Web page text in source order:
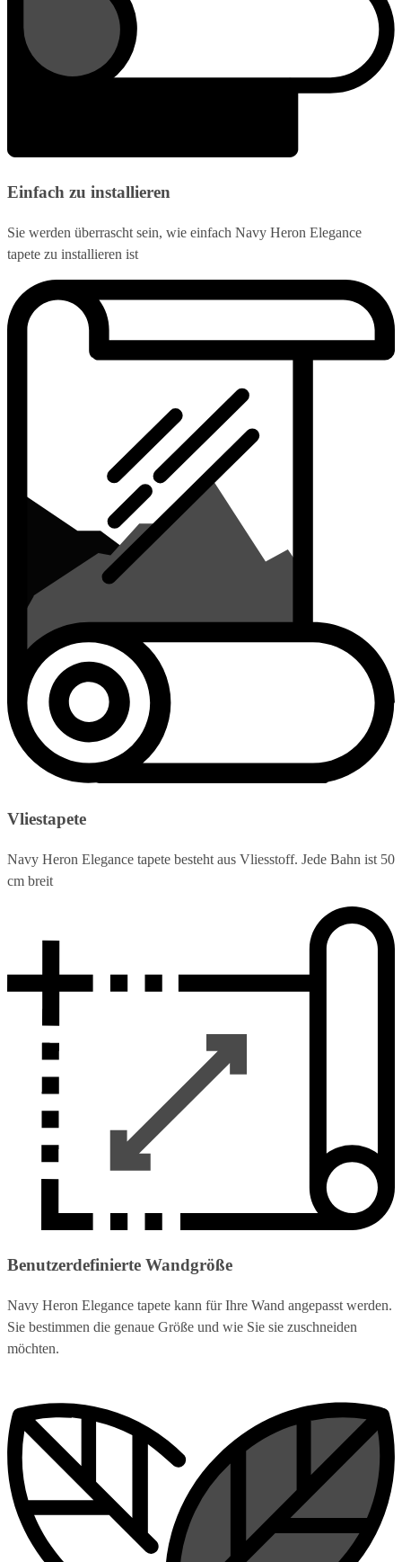
Einfach zu installieren
Sie werden überrascht sein, wie einfach Navy Heron Elegance
tapete zu installieren ist
Vliestapete
Navy Heron Elegance tapete besteht aus Vliesstoff. Jede Bahn ist 50
cm breit
Benutzerdefinierte Wandgröße
Navy Heron Elegance tapete kann für Ihre Wand angepasst werden.
Sie bestimmen die genaue Größe und wie Sie sie zuschneiden
möchten.